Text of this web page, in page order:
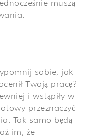
muszą
sobie, jak
Twoją pracę?
i wstąpiły w
przeznaczyć
Tak samo będą
im, że